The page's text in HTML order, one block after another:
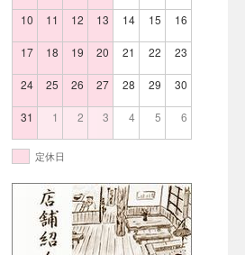
10 11 12 13 14 15 16
17 18 19 20 21 22 23
24 25 26 27 28 29 30
31 1 2 3 4 5 6
定休日